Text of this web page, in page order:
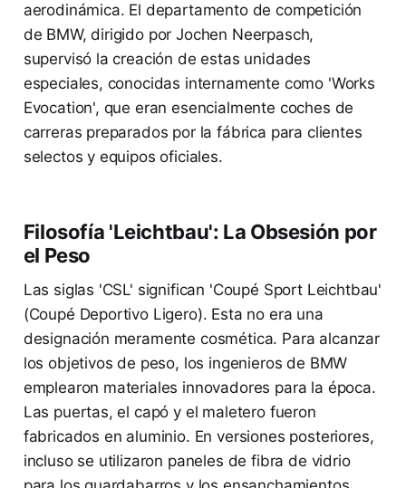
aerodinámica. El departamento de competición
de BMW, dirigido por Jochen Neerpasch,
supervisó la creación de estas unidades
especiales, conocidas internamente como 'Works
Evocation', que eran esencialmente coches de
carreras preparados por la fábrica para clientes
selectos y equipos oficiales.
Filosofía 'Leichtbau': La Obsesión por
el Peso
Las siglas 'CSL' significan 'Coupé Sport Leichtbau'
(Coupé Deportivo Ligero). Esta no era una
designación meramente cosmética. Para alcanzar
los objetivos de peso, los ingenieros de BMW
emplearon materiales innovadores para la época.
Las puertas, el capó y el maletero fueron
fabricados en aluminio. En versiones posteriores,
incluso se utilizaron paneles de fibra de vidrio